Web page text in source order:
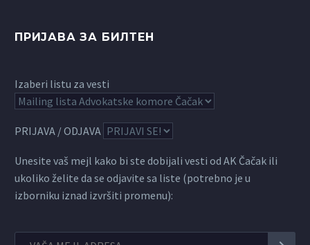
ПРИЈАВА ЗА БИЛТЕН
Izaberi listu za vesti
PRIJAVA / ODJAVA
Unesite vaš mejl kako bi ste dobijali vesti od AK Čačak ili
ukoliko želite da se odjavite sa liste (potrebno je u
izborniku iznad izvršiti promenu):